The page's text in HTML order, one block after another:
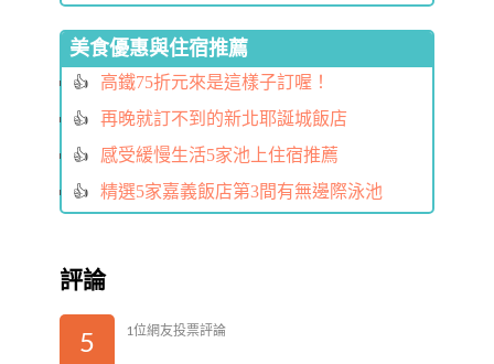
美食優惠與住宿推薦
高鐵75折元來是這樣子訂喔！
再晚就訂不到的新北耶誕城飯店
感受緩慢生活5家池上住宿推薦
精選5家嘉義飯店第3間有無邊際泳池
評論
5 1位網友投票評論